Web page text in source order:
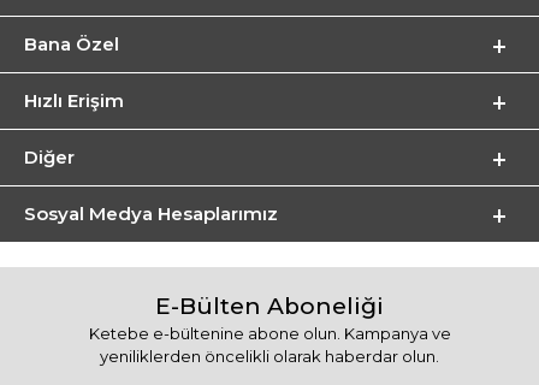
Bana Özel
Hızlı Erişim
Diğer
Sosyal Medya Hesaplarımız
E-Bülten Aboneliği
Ketebe e-bültenine abone olun. Kampanya ve
yeniliklerden öncelikli olarak haberdar olun.